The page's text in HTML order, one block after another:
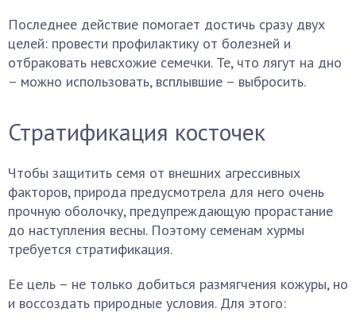
Последнее действие помогает достичь сразу двух
целей: провести профилактику от болезней и
отбраковать невсхожие семечки. Те, что лягут на дно
– можно использовать, всплывшие – выбросить.
Стратификация косточек
Чтобы защитить семя от внешних агрессивных
факторов, природа предусмотрела для него очень
прочную оболочку, предупреждающую прорастание
до наступления весны. Поэтому семенам хурмы
требуется стратификация.
Ее цель – не только добиться размягчения кожуры, но
и воссоздать природные условия. Для этого: